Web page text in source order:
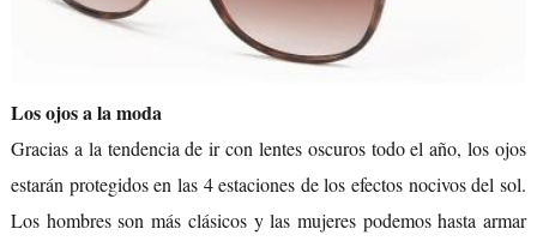
Los ojos a la moda
Gracias a la tendencia de ir con lentes oscuros todo el año, los ojos
estarán protegidos en las 4 estaciones de los efectos nocivos del sol.
Los hombres son más clásicos y las mujeres podemos hasta armar